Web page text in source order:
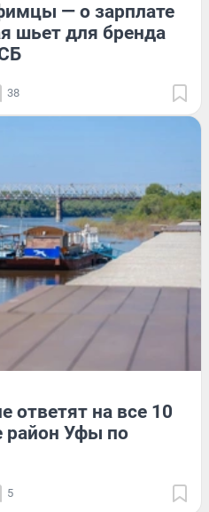
— о зарплате
шьет для бренда
38
на все 10
район Уфы по
5